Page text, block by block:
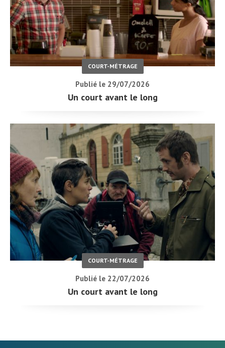
COURT-MÉTRAGE
Publié le 29/07/2026
Un court avant le long
COURT-MÉTRAGE
Publié le 22/07/2026
Un court avant le long